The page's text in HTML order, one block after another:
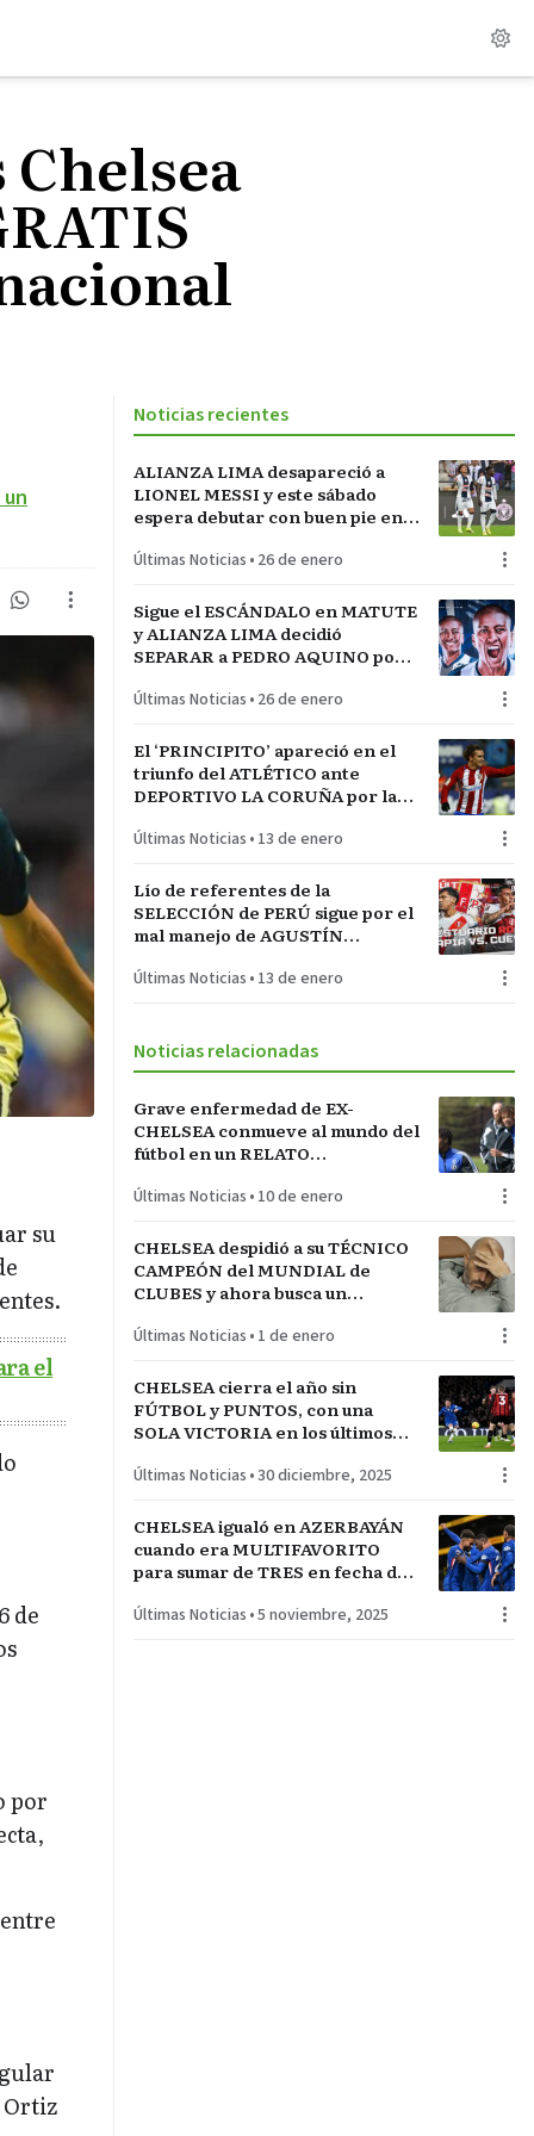
un
su
el
de
por
Noticias recientes
ALIANZA LIMA desapareció a
LIONEL MESSI y este sábado
espera debutar con buen pie en
Últimas Noticias • 26 de enero
Sigue el ESCÁNDALO en MATUTE
y ALIANZA LIMA decidió
SEPARAR a PEDRO AQUINO por
MONTEVIDEO
Últimas Noticias • 26 de enero
El ‘PRINCIPITO’ apareció en el
triunfo del ATLÉTICO ante
DEPORTIVO LA CORUÑA por la
Últimas Noticias • 13 de enero
Lío de referentes de la
SELECCIÓN de PERÚ sigue por el
mal manejo de AGUSTÍN
FEDERACIÓN PERUANA de
Últimas Noticias • 13 de enero
Noticias relacionadas
Grave enfermedad de EX-
CHELSEA conmueve al mundo del
fútbol en un RELATO
jugador
Últimas Noticias • 10 de enero
CHELSEA despidió a su TÉCNICO
CAMPEÓN del MUNDIAL de
CLUBES y ahora busca un
buenos resultados
Últimas Noticias • 1 de enero
CHELSEA cierra el año sin
FÚTBOL y PUNTOS, con una
SOLA VICTORIA en los últimos
LEAGUE
Últimas Noticias •30 diciembre, 2025
CHELSEA igualó en AZERBAYÁN
cuando era MULTIFAVORITO
para sumar de TRES en fecha de
Últimas Noticias •5 noviembre, 2025